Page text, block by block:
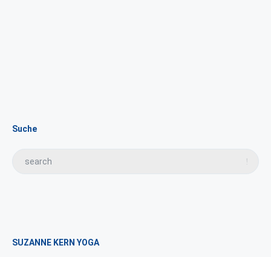
Suche
SUZANNE KERN YOGA